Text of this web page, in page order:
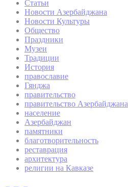
Статьи
Новости Азербайджана
Новости Культуры
Общество
Праздники
Музеи
Традиции
История
православие
Гянджа
правительство
правительство Азербайджана
население
Азербайджан
памятники
благотворительность
реставрация
архитектура
религии на Кавказе